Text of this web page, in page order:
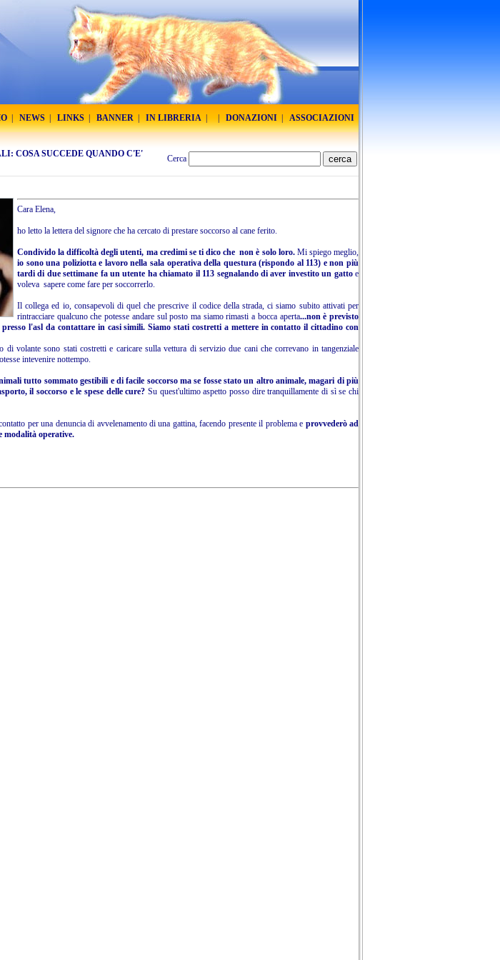
NEWS LINKS BANNER IN LIBRERIA DONAZIONI ASSOCIAZIONI
COSA SUCCEDE QUANDO C'E'
Cerca
Cara Elena,
ho letto la lettera del signore che ha cercato di prestare soccorso al cane ferito.
Condivido la difficoltà degli utenti, ma credimi se ti dico che non è solo loro.Mi spiego meglio,
io sono una poliziotta e lavoro nella sala operativa della questura (rispondo al 113) e non più
tardi di due settimane fa un utente ha chiamato il 113 segnalando di aver investito un gatto e
voleva sapere come fare per soccorrerlo.
Il collega ed io, consapevoli di quel che prescrive il codice della strada, ci siamo subito attivati per
rintracciare qualcuno che potesse andare sul posto ma siamo rimasti a bocca aperta...non è previsto
l'asl da contattare in casi simili. Siamo stati costretti a mettere in contatto il cittadino con
volante sono stati costretti e caricare sulla vettura di servizio due cani che correvano in tangenziale
intevenire nottempo.
tutto sommato gestibili e di facile soccorso ma se fosse stato un altro animale, magari di più
il soccorso e le spese delle cure? Su quest'ultimo aspetto posso dire tranquillamente di sì se chi
per una denuncia di avvelenamento di una gattina, facendo presente il problema e provvederò ad
modalità operative.